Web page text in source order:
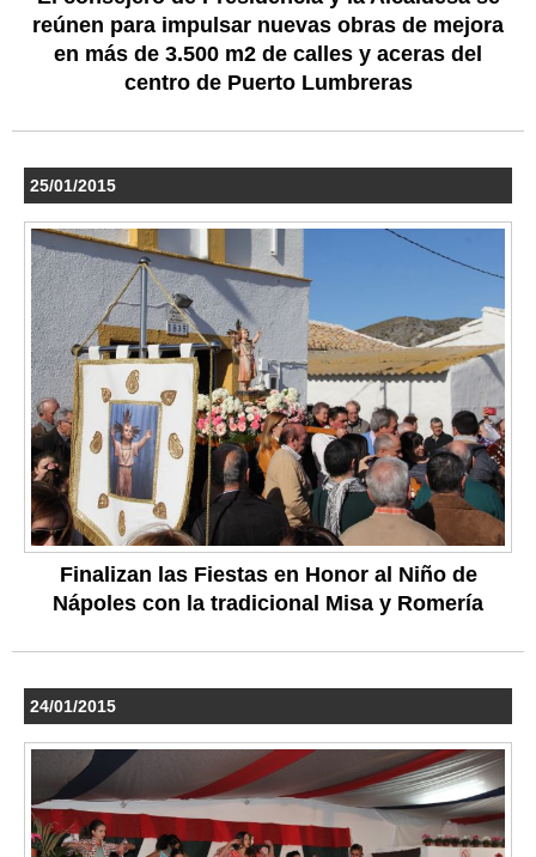
reúnen para impulsar nuevas obras de mejora
en más de 3.500 m2 de calles y aceras del
centro de Puerto Lumbreras
25/01/2015
Finalizan las Fiestas en Honor al Niño de
Nápoles con la tradicional Misa y Romería
24/01/2015